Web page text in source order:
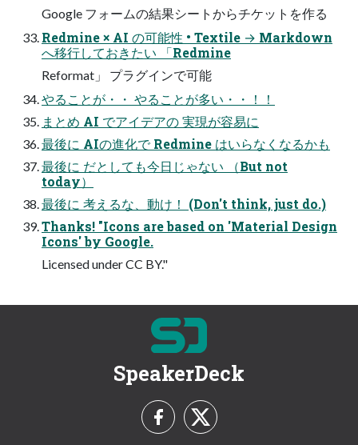
Google フォームの結果シートからチケットを作る
Redmine × AI の可能性 • Textile → Markdown
へ移行しておきたい 「Redmine
Reformat」 プラグインで可能
やることが・・ やることが多い・・！！
まとめ AI でアイデアの 実現が容易に
最後に AIの進化で Redmine はいらなくなるかも
最後に だとしても今日じゃない （But not
today）
最後に 考えるな、動け！ (Don't think, just do.)
Thanks! "Icons are based on 'Material Design
Icons' by Google.
Licensed under CC BY."
SpeakerDeck